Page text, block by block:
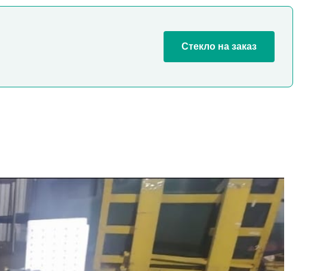
Стекло на заказ